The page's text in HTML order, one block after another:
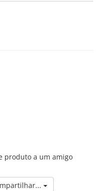
produto a um amigo